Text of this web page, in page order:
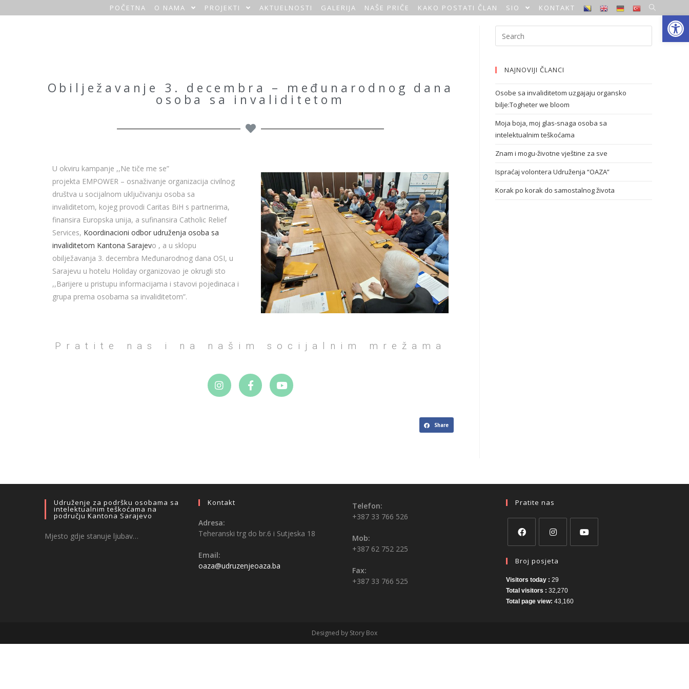
Open toolbar
O
POČETNA O NAMA PROJEKTI AKTUELNOSTI GALERIJA NAŠE PRIČE KAKO POSTATI ČLAN SIO KONTAKT
Obilježavanje 3. decembra – međunarodnog dana
osoba sa invaliditetom
U okviru kampanje ,,Ne tiče me se”
projekta EMPOWER – osnaživanje organizacija civilnog
društva u socijalnom uključivanju osoba sa
invaliditetom, kojeg provodi Caritas BiH s partnerima,
finansira Europska unija, a sufinansira Catholic Relief
Services, Koordinacioni odbor udruženja osoba sa
invaliditetom Kantona Sarajevo , a u sklopu
obilježavanja 3. decembra Međunarodnog dana OSI, u
Sarajevu u hotelu Holiday organizovao je okrugli sto
,,Barijere u pristupu informacijama i stavovi pojedinaca i
grupa prema osobama sa invaliditetom”.
Pratite nas i na našim socijalnim mrežama
Share
NAJNOVIJI ČLANCI
Osobe sa invaliditetom uzgajaju organsko
bilje:Togheter we bloom
Moja boja, moj glas-snaga osoba sa
intelektualnim teškoćama
Znam i mogu-životne vještine za sve
Ispraćaj volontera Udruženja “OAZA”
Korak po korak do samostalnog života
Udruženje za podršku osobama sa
intelektualnim teškoćama na
području Kantona Sarajevo
Mjesto gdje stanuje ljubav…
Kontakt
Adresa:
Teheranski trg do br.6 i Sutjeska 18
Email:
oaza@udruzenjeoaza.ba
Telefon:
+387 33 766 526
Mob:
+387 62 752 225
Fax:
+387 33 766 525
Pratite nas
Broj posjeta
Visitors today : 29
Total visitors : 32,270
Total page view: 43,160
Designed by Story Box